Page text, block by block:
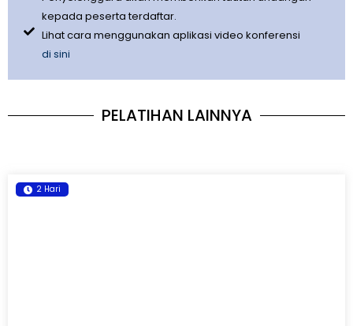
kepada peserta terdaftar.
Lihat cara menggunakan aplikasi video konferensi
di sini
PELATIHAN LAINNYA
2 Hari